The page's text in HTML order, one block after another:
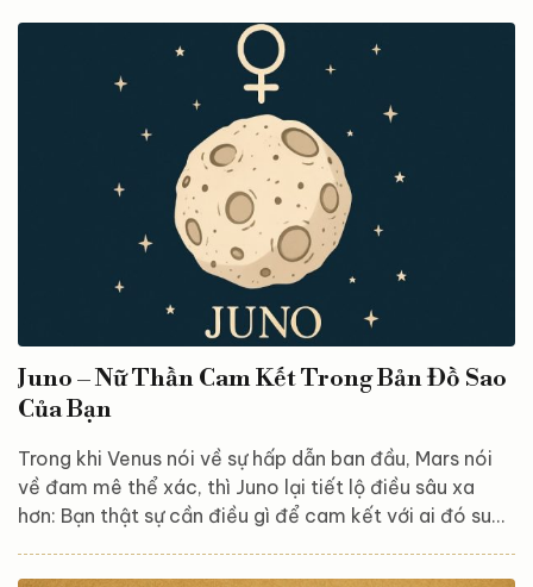
mà bạn không thỏa hiệp. Hiểu được Vesta là hiểu nơi
bạn cháy sáng nhất, yên tĩnh nhất và mạnh mẽ nhất,
dù không ai nhìn thấy. Vesta trong thần thoại – Người
nữ tu gìn giữ ngọn lửa bất diệt Trong thần thoại La Mã,
Vesta là nữ thần lửa thiêng, chủ trì...
Juno – Nữ Thần Cam Kết Trong Bản Đồ Sao
Của Bạn
Trong khi Venus nói về sự hấp dẫn ban đầu, Mars nói
về đam mê thể xác, thì Juno lại tiết lộ điều sâu xa
hơn: Bạn thật sự cần điều gì để cam kết với ai đó suốt